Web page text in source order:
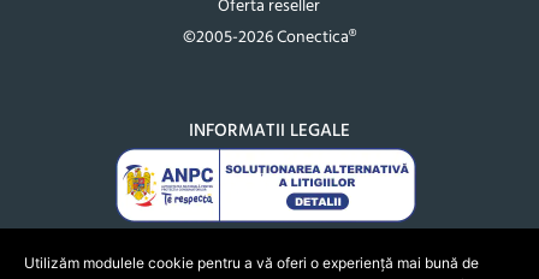
Oferta reseller
©2005-2026 Conectica®
INFORMATII LEGALE
Utilizăm modulele cookie pentru a vă oferi o experiență mai bună de